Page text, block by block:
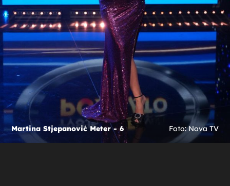
Martina Stjepanović Meter - 6 Foto: Nova TV